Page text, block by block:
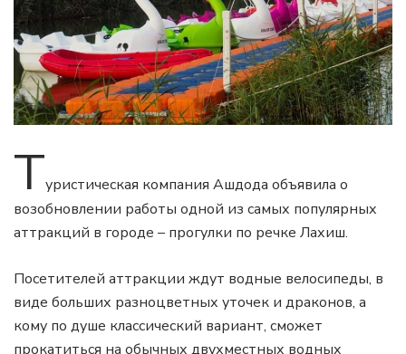
Туристическая компания Ашдода объявила о
возобновлении работы одной из самых популярных
аттракций в городе – прогулки по речке Лахиш.
Посетителей аттракции ждут водные велосипеды, в
виде больших разноцветных уточек и драконов, а
кому по душе классический вариант, сможет
прокатиться на обычных двухместных водных